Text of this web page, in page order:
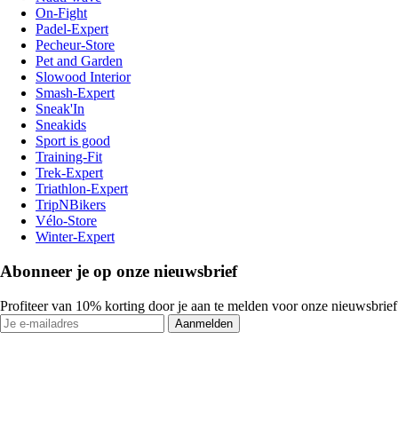
On-Fight
Padel-Expert
Pecheur-Store
Pet and Garden
Slowood Interior
Smash-Expert
Sneak'In
Sneakids
Sport is good
Training-Fit
Trek-Expert
Triathlon-Expert
TripNBikers
Vélo-Store
Winter-Expert
Abonneer je op onze nieuwsbrief
Profiteer van 10% korting door je aan te melden voor onze nieuwsbrief
Aanmelden